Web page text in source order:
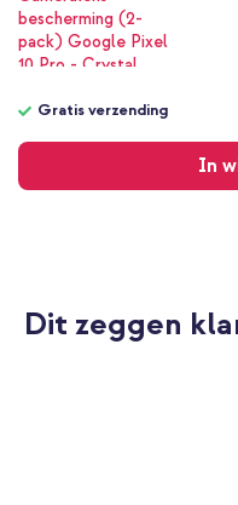
Gratis verzending
In
verzending
Dit zeggen